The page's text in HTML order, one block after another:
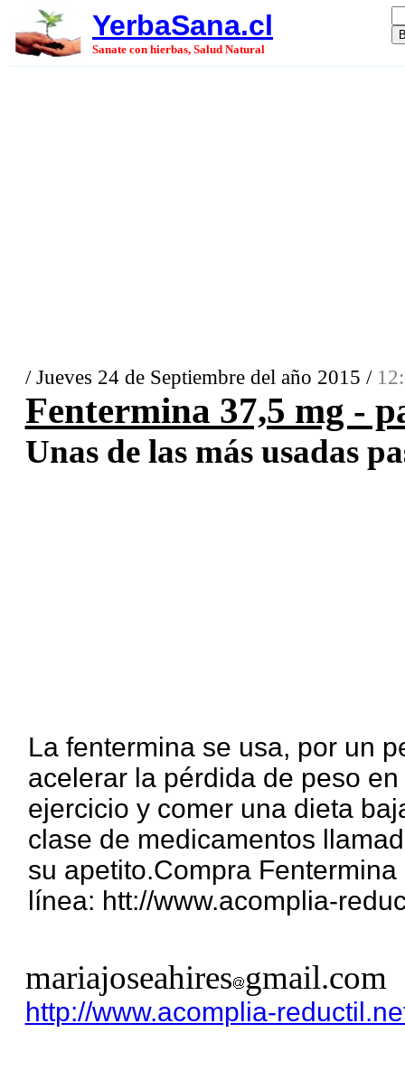
YerbaSana.cl
Sanate con hierbas, Salud Natural
/ Jueves 24 de Septiembre del año 2015 /
Fentermina 37,5 mg -
Unas de las más usadas
La fentermina se usa, por un
acelerar la pérdida de peso
ejercicio y comer una dieta
clase de medicamentos
su apetito.Compra
línea: htt://www.acomplia-
mariajoseahires gmail.com
http://www.acomplia-